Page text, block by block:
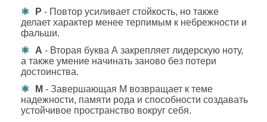
Р - Повтор усиливает стойкость, но также
делает характер менее терпимым к небрежности и
фальши.
А - Вторая буква А закрепляет лидерскую ноту,
а также умение начинать заново без потери
достоинства.
М - Завершающая М возвращает к теме
надежности, памяти рода и способности создавать
устойчивое пространство вокруг себя.